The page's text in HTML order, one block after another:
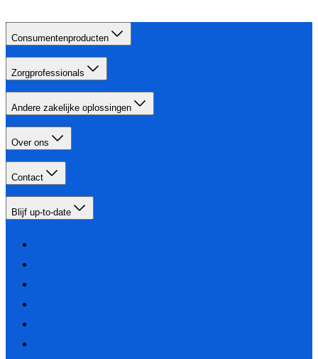
Consumentenproducten
Zorgprofessionals
Andere zakelijke oplossingen
Over ons
Contact
Blijf up-to-date